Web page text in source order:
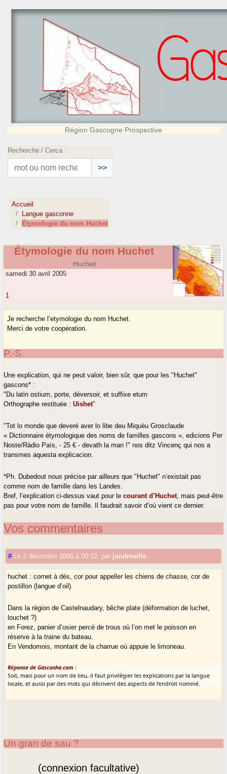
Région Gascogne Prospective
Recherche / Cerca :
>>
Accueil
Langue gasconne
Étymologie du nom Huchet
Étymologie du nom Huchet
Huchet
samedi 30 avril 2005
1
Je recherche l’etymologie du nom Huchet.
Merci de votre coopération.
P.-S.
Une explication, qui ne peut valoir, bien sûr, que pour les "Huchet"
gascons* :
"Du latin ostium, porte, déversoir, et suffixe ­etum
Orthographe restituée :Uishet"
"Tot lo monde que deveré aver lo libe deu Miquèu Grosclaude
« Dictionnaire étymologique des noms de familles gascons », edicions Per
Noste/Ràdio País, - 25 € - devath la man !" nos ditz Vincenç qui nos a
transmes aquesta explicacion.
*Ph. Dubedout nous précise par ailleurs que "Huchet" n’existait pas
comme nom de famille dans les Landes.
Bref, l’explication ci-dessus vaut pour lecourant d’Huchet , mais peut-être
pas pour votre nom de famille. Il faudrait savoir d’où vient ce dernier.
Vos commentaires
# Le 2 décembre 2005 à 00:12 par jondreville
huchet : cornet à dés, cor pour appeller les chiens de chasse, cor de
postillon (langue d’oil).
Dans la région de Castelnaudary, bêche plate (déformation de luchet,
louchet ?)
en Forez, panier d’osier percé de trous où l’on met le poisson en
réserve à la traine du bateau.
En Vendomois, montant de la charrue où appuie le limoneau.
Réponse de Gasconha.com :
Soit, mais pour un nom de lieu, il faut privilégier les explications par la langue
locale, et aussi par des mots qui décrivent des aspects de l’endroit nommé.
Un gran de sau ?
(connexion facultative)